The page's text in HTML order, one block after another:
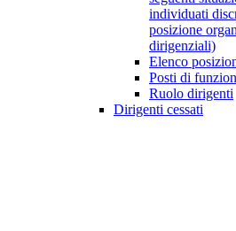
individuati
posizione
dirigenziali)
Elenco
Posti di
Ruolo dirigenti
Dirigenti cessati